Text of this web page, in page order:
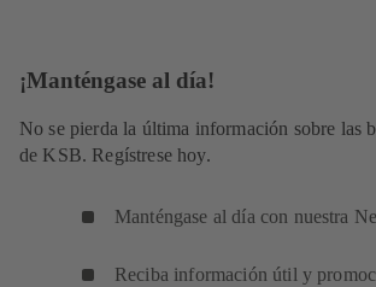
¡Manténgase al día!
No se pierda la última información sobre las
de KSB. Regístrese hoy.
Manténgase al día con nuestra
Reciba información útil y